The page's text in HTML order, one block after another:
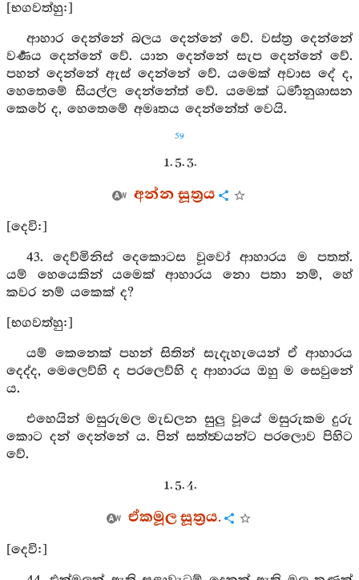
[භගවත්හු:]
ආහාර දෙන්නේ බලය දෙන්නේ වේ. වස්ත්‍ර දෙන්නේ
වර්‍ණය දෙන්නේ වේ. යාන දෙන්නේ සැප දෙන්නේ වේ.
පහන් දෙන්නේ ඇස් දෙන්නේ වේ. යමෙක් අවාස දේ ද,
හෙතෙමේ සියල්ල දෙන්නේත් වේ. යමෙක් ධර්‍මානුශාසන
කෙරේ ද, හෙතෙමේ අමෘතය දෙන්නේත් වෙයි.
59
1. 5. 3.
අන්න සූත්‍රය
[දෙවි:]
43. දෙව්මිනිස් දෙකොටස වූවෝ ආහාරය ම පතත්.
යම් හෙයෙකින් යමෙක් ආහාරය නො පතා නම්, හේ
කවර නම් යකෙක් ද?
[භගවත්හු:]
යම් කෙනෙක් පහන් සිතින් සැදැහැයෙන් ඒ ආහාරය
දෙද්ද, මෙලෙව්හි ද පරලෙව්හි ද ආහාරය ඔහු ම සෙවුනේ
ය.
එහෙයින් මසුරුමල මැඩලන සුලු වූයේ මසුරුකම දුරු
කොට දන් දෙන්නේ ය. පින් සත්ත්‍වයන්ට පරලොව පිහිට
වේ.
1. 5. 4.
ඒකමූල සූත්‍රය.
[දෙවි:]